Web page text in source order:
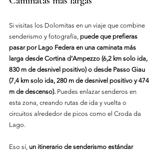
Si visitas los Dolomitas en un viaje que combine
senderismo y fotografía, puede que prefieras
pasar por Lago Federa en una caminata más
larga desde Cortina d’Ampezzo (6,2 km solo ida,
830 m de desnivel positivo) o desde Passo Giau
(7,4 km solo ida, 280 m de desnivel positivo y 474
m de descenso). Puedes enlazar senderos en
esta zona, creando rutas de ida y vuelta o
circuitos alrededor de picos como el Croda da
Lago.
Eso sí, un itinerario de senderismo estándar